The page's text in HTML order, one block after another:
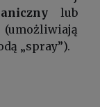
lub
„spray”).